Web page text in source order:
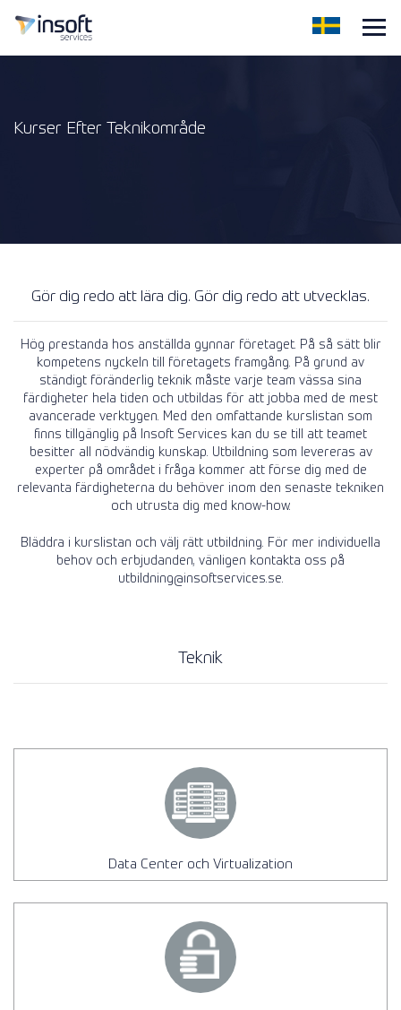
Kurser Efter Teknikområde
Gör dig redo att lära dig. Gör dig redo att utvecklas.
Hög prestanda hos anställda gynnar företaget. På så sätt blir
kompetens nyckeln till företagets framgång. På grund av
ständigt föränderlig teknik måste varje team vässa sina
färdigheter hela tiden och utbildas för att jobba med de mest
avancerade verktygen. Med den omfattande kurslistan som
finns tillgänglig på Insoft Services kan du se till att teamet
besitter all nödvändig kunskap. Utbildning som levereras av
experter på området i fråga kommer att förse dig med de
relevanta färdigheterna du behöver inom den senaste tekniken
och utrusta dig med know-how.
Bläddra i kurslistan och välj rätt utbildning. För mer individuella
behov och erbjudanden, vänligen kontakta oss på
utbildning@insoftservices.se.
Teknik
Data Center och Virtualization